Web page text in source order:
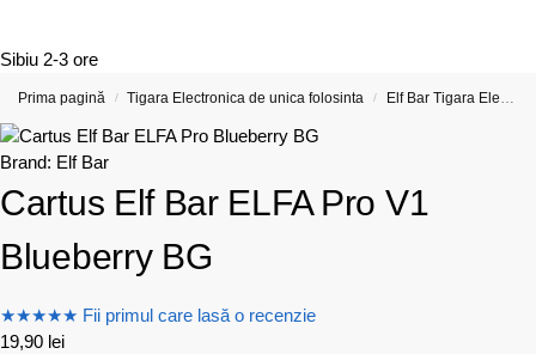
Sibiu 2-3 ore
Prima pagină / Tigara Electronica de unica folosinta / Elf Bar Tigara Electronica si Vape-uri
Brand: Elf Bar
Cartus Elf Bar ELFA Pro V1
Blueberry BG
★★★★★ Fii primul care lasă o recenzie
19,90 lei